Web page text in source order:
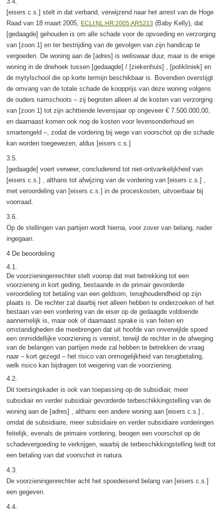
[eisers c.s.] stelt in dat verband, verwijzend naar het arrest van de Hoge
Raad van 18 maart 2005,
ECLI:NL:HR:2005:AR5213(Baby Kelly), dat
[gedaagde] gehouden is om alle schade voor de opvoeding en verzorging
van [zoon 1] en ter bestrijding van de gevolgen van zijn handicap te
vergoeden. De woning aan de [adres] is weliswaar duur, maar is de enige
woning in de driehoek tussen [gedaagde] / [ziekenhuis] , [polikliniek] en
de mytylschool die op korte termijn beschikbaar is. Bovendien overstijgt
de omvang van de totale schade de koopprijs van deze woning volgens
de ouders ruimschoots – zij begroten alleen al de kosten van verzorging
van [zoon 1] tot zijn achttiende levensjaar op ongeveer € 7.500.000,00,
en daarnaast komen ook nog de kosten voor levensonderhoud en
smartengeld –, zodat de vordering bij wege van voorschot op die schade
kan worden toegewezen, aldus [eisers c.s.]
3.5.
[gedaagde] voert verweer, concluderend tot niet-ontvankelijkheid van
[eisers c.s.] , althans tot afwijzing van de vordering van [eisers c.s.] ,
met veroordeling van [eisers c.s.] in de proceskosten, uitvoerbaar bij
voorraad.
3.6.
Op de stellingen van partijen wordt hierna, voor zover van belang, nader
ingegaan.
4 De beoordeling
4.1.
De voorzieningenrechter stelt voorop dat met betrekking tot een
voorziening in kort geding, bestaande in de primair gevorderde
veroordeling tot betaling van een geldsom, terughoudendheid op zijn
plaats is. De rechter zal daarbij niet alleen hebben te onderzoeken of het
bestaan van een vordering van de eiser op de gedaagde voldoende
aannemelijk is, maar ook of daarnaast sprake is van feiten en
omstandigheden die meebrengen dat uit hoofde van onverwijlde spoed
een onmiddellijke voorziening is vereist, terwijl de rechter in de afweging
van de belangen van partijen mede zal hebben te betrekken de vraag
naar – kort gezegd – het risico van onmogelijkheid van terugbetaling,
welk risico kan bijdragen tot weigering van de voorziening.
4.2.
Dit toetsingskader is ook van toepassing op de subsidiair, meer
subsidiair en verder subsidiair gevorderde terbeschikkingstelling van de
woning aan de [adres] , althans een andere woning aan [eisers c.s.] ,
omdat de subsidiaire, meer subsidiaire en verder subsidiaire vorderingen
feitelijk, evenals de primaire vordering, beogen een voorschot op de
schadevergoeding te verkrijgen, waarbij de terbeschikkingstelling leidt tot
een betaling van dat voorschot in natura.
4.3.
De voorzieningenrechter acht het spoedeisend belang van [eisers c.s.]
een gegeven.
4.4.